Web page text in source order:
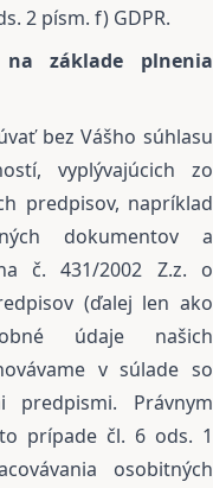
2 písm. f) GDPR.
na základe plnenia
bez Vášho súhlasu
vyplývajúcich zo
predpisov, napríklad
dokumentov a
č. 431/2002 Z.z. o
(ďalej len ako
údaje našich
v súlade so
predpismi. Právnym
prípade čl. 6 ods. 1
osobitných